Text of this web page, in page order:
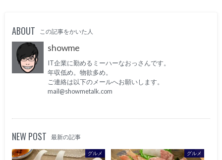
ABOUT この記事をかいた人
showme
IT企業に勤めるミーハーなおっさんです。
年収低め。物欲多め。
ご連絡は以下のメールへお願いします。
mail@showmetalk.com
NEW POST 最新の記事
グルメ グルメ